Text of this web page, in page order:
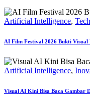
Artificial Intelligence,
AI Film Festival 2026 Bukti Visual
Artificial Intelligence,
Visual AI Kini Bisa Baca Gambar